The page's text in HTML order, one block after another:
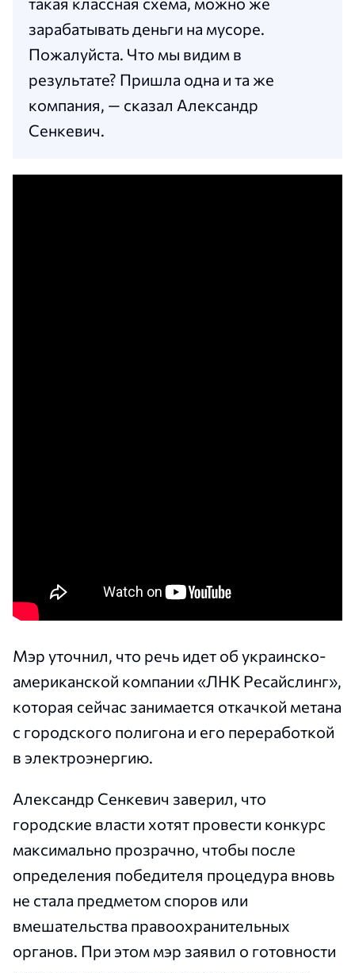
зарабатывать деньги на мусоре.
Пожалуйста. Что мы видим в
результате? Пришла одна и та же
компания, — сказал Александр
Сенкевич.
Мэр уточнил, что речь идет об украинско-
американской компании «ЛНК Ресайслинг»,
которая сейчас занимается откачкой метана
с городского полигона и его переработкой
в электроэнергию.
Александр Сенкевич заверил, что
городские власти хотят провести конкурс
максимально прозрачно, чтобы после
определения победителя процедура вновь
не стала предметом споров или
вмешательства правоохранительных
органов. При этом мэр заявил о готовности